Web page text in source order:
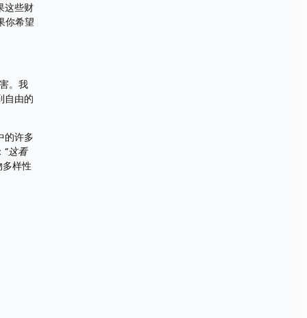
这些财
你希望
。我
自由的
的许多
“这看
多样性